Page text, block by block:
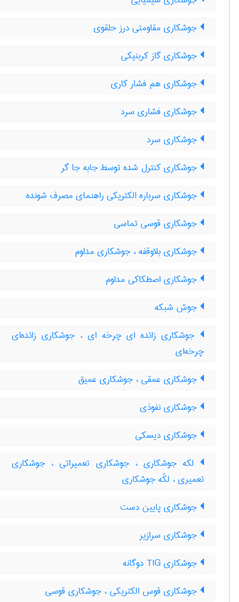
جوشکاری مقاومتی درز حلقوی
جوشکاری گاز کربنیکی
جوشکاری هم فشار کاری
جوشکاری فشاری سرد
جوشکاری سرد
جوشکاری کنترل شده توسط جابه جا گر
جوشکاری سرباره الکتریکی راهنمای مصرف شونده
جوشکاری قوسی تماسی
جوشکاری بلاوقفه ، جوشکاری مداوم
جوشکاری اصطکاکی مداوم
جوش شبکه
جوشکاری زائده ای چرخه ای ، جوشکاری زائده‌ای
چرخه‌ای
جوشکاری عمقی ، جوشکاری عمیق
جوشکاری نفوذی
جوشکاری دیسکی
لکه جوشکاری ، جوشکاری تعمیراتی ، جوشکاری
تعمیری ، لکّه جوشکاری
جوشکاری پایین دست
جوشکاری سرازیر
جوشکاری TIG دوگانه
جوشکاری قوس الکتریکی ، جوشکاری قوسی